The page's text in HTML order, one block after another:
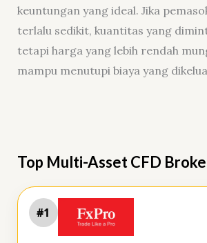
keuntungan yang ideal. Jika
terlalu sedikit, kuantitas yang
tetapi harga yang lebih rendah
mampu menutupi biaya yang
Top Multi-Asset CFD
#1